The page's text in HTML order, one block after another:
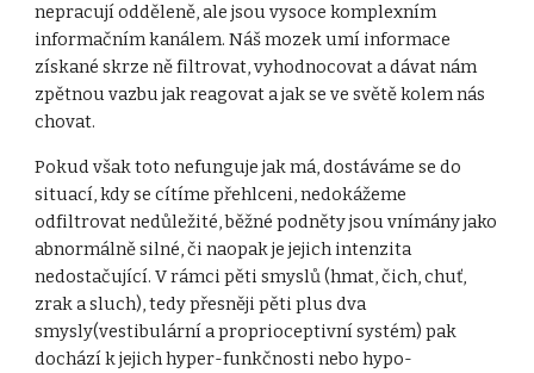
nepracují odděleně, ale jsou vysoce komplexním
informačním kanálem. Náš mozek umí informace
získané skrze ně filtrovat, vyhodnocovat a dávat nám
zpětnou vazbu jak reagovat a jak se ve světě kolem nás
chovat.
Pokud však toto nefunguje jak má, dostáváme se do
situací, kdy se cítíme přehlceni, nedokážeme
odfiltrovat nedůležité, běžné podněty jsou vnímány jako
abnormálně silné, či naopak je jejich intenzita
nedostačující. V rámci pěti smyslů (hmat, čich, chuť,
zrak a sluch), tedy přesněji pěti plus dva
smysly(vestibulární a proprioceptivní systém) pak
dochází k jejich hyper-funkčnosti nebo hypo-